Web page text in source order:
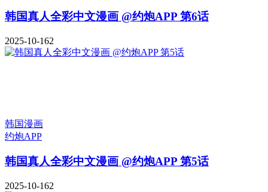
韩国真人全彩中文漫画 @约炮APP 第6话
2025-10-162
韩国漫画
约炮APP
韩国真人全彩中文漫画 @约炮APP 第5话
2025-10-162